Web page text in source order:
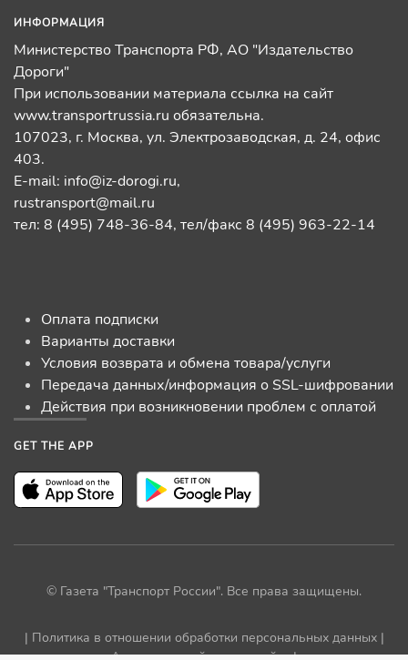
ИНФОРМАЦИЯ
Министерство Транспорта РФ, АО "Издательство
Дороги"
При использовании материала ссылка на сайт
www.transportrussia.ru обязательна.
107023, г. Москва, ул. Электрозаводская, д. 24, офис
403.
E-mail: info@iz-dorogi.ru,
rustransport@mail.ru
тел: 8 (495) 748-36-84, тел/факс 8 (495) 963-22-14
Оплата подписки
Варианты доставки
Условия возврата и обмена товара/услуги
Передача данных/информация о SSL-шифровании
Действия при возникновении проблем с оплатой
GET THE APP
© Газета "Транспорт России". Все права защищены.
| Политика в отношении обработки персональных данных|